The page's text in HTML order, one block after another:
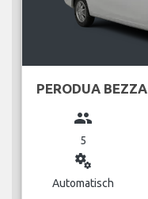
PERODUA BEZZA
group
5
miscellaneous_services
Automatisch